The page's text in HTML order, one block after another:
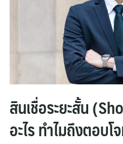
สินเชื่อระยะสั้น
อะไร ทำไมถึงตอบ